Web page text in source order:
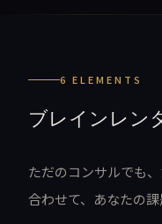
6 ELEMENTS
ブレインレン
ただのコンサルでも
合わせて、あなたの課